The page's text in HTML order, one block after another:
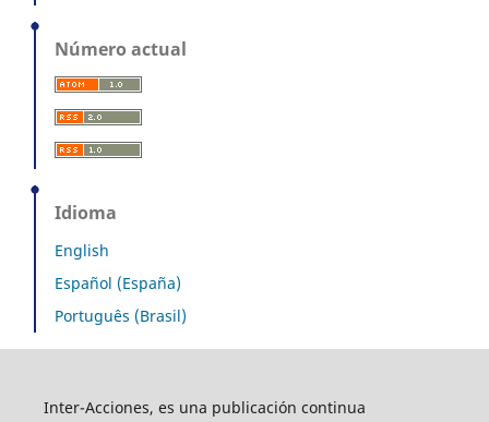
Número actual
Idioma
English
Español (España)
Português (Brasil)
Inter-Acciones, es una publicación continua